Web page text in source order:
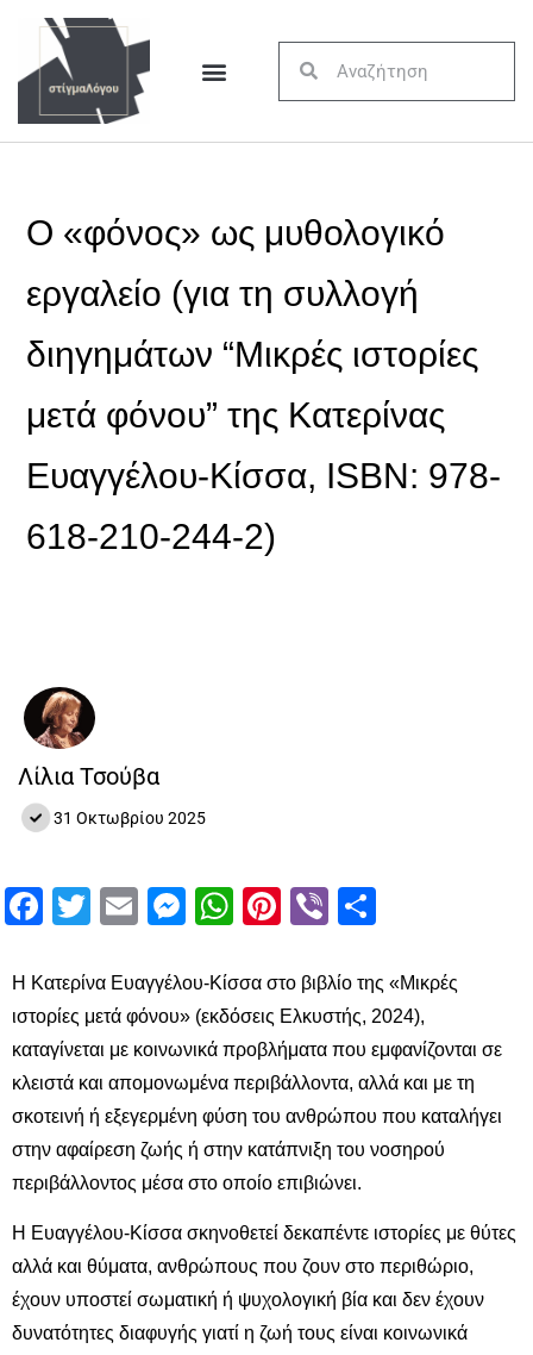
Ο «φόνος» ως μυθολογικό
εργαλείο (για τη συλλογή
διηγημάτων “Μικρές ιστορίες
μετά φόνου” της Κατερίνας
Ευαγγέλου-Κίσσα, ISBN: 978-
618-210-244-2)
Λίλια Τσούβα
31 Οκτωβρίου 2025
Facebook
Twitter
EmailMessenger
WhatsApp
Pinterest
Viber
Η Κατερίνα Ευαγγέλου-Κίσσα στο βιβλίο της «Μικρές
ιστορίες μετά φόνου» (εκδόσεις Ελκυστής, 2024),
καταγίνεται με κοινωνικά προβλήματα που εμφανίζονται σε
κλειστά και απομονωμένα περιβάλλοντα, αλλά και με τη
σκοτεινή ή εξεγερμένη φύση του ανθρώπου που καταλήγει
στην αφαίρεση ζωής ή στην κατάπνιξη του νοσηρού
περιβάλλοντος μέσα στο οποίο επιβιώνει.
Η Ευαγγέλου-Κίσσα σκηνοθετεί δεκαπέντε ιστορίες με θύτες
αλλά και θύματα, ανθρώπους που ζουν στο περιθώριο,
έχουν υποστεί σωματική ή ψυχολογική βία και δεν έχουν
δυνατότητες διαφυγής γιατί η ζωή τους είναι κοινωνικά